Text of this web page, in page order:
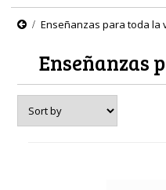
Enseñanzas para toda la
Enseñanzas